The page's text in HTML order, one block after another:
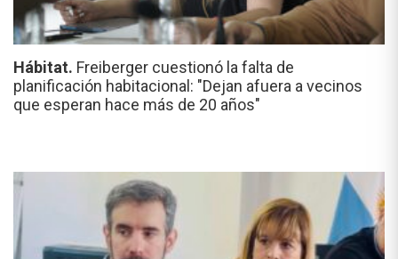
Hábitat. Freiberger cuestionó la falta de
planificación habitacional: "Dejan afuera a vecinos
que esperan hace más de 20 años"